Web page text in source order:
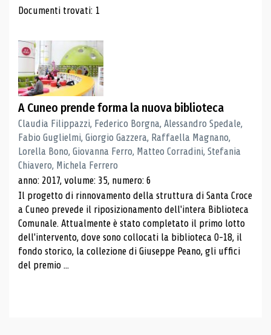
Risultati di ricerca
Documenti trovati: 1
A Cuneo prende forma la nuova biblioteca
Claudia Filippazzi, Federico Borgna, Alessandro Spedale,
Fabio Guglielmi, Giorgio Gazzera, Raffaella Magnano,
Lorella Bono, Giovanna Ferro, Matteo Corradini, Stefania
Chiavero, Michela Ferrero
anno: 2017, volume: 35, numero: 6
Il progetto di rinnovamento della struttura di Santa Croce
a Cuneo prevede il riposizionamento dell'intera Biblioteca
Comunale. Attualmente è stato completato il primo lotto
dell'intervento, dove sono collocati la biblioteca 0-18, il
fondo storico, la collezione di Giuseppe Peano, gli uffici
del premio ...